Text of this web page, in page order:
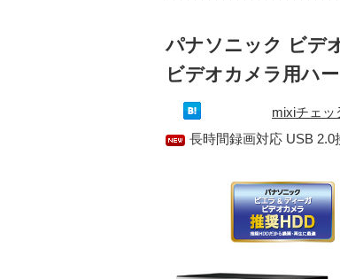
パナソニック ビデ
ビデオカメラ用ハ
mixiチェッ
長時間録画対応 USB 2.0